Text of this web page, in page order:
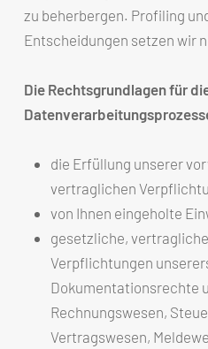
zu beherbergen. Profiling
Entscheidungen setzen wir
Die Rechtsgrundlagen für
die Erfüllung unserer
vertraglichen
von Ihnen eingeholte
gesetzliche,
Verpflichtungen
Dokumentationsrechte
Rechnungswesen,
Vertragswesen,